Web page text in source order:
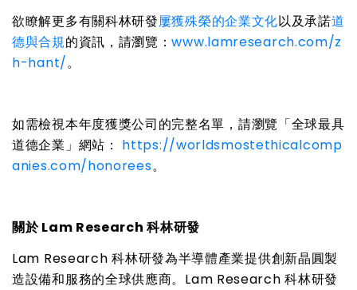
欲瞭解更多有關科林研發屢獲殊榮的企業文化以及承諾道
德與合規的資訊，請瀏覽：www.lamresearch.com/z
h-hant/。
如需檢視本年度獲獎公司的完整名單，請瀏覽「全球最具
道德企業」網站： https://worldsmostethicalcomp
anies.com/honorees。
關於Lam Research科林研發
Lam Research科林研發為半導體產業提供創新晶圓製
造設備和服務的全球供應商。 Lam Research科林研發